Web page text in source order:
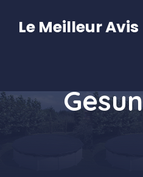
contenu
Le Meilleur Avis